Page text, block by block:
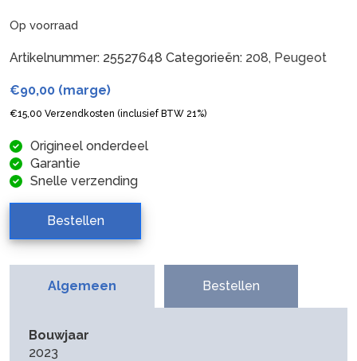
Op voorraad
Artikelnummer: 25527648 Categorieën: 208, Peugeot
€90,00 (marge)
€15,00 Verzendkosten (inclusief BTW 21%)
Origineel onderdeel
Garantie
Snelle verzending
Bestellen
Algemeen Bestellen
Bouwjaar
2023